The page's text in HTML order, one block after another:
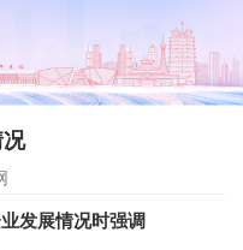
发展情况时强调